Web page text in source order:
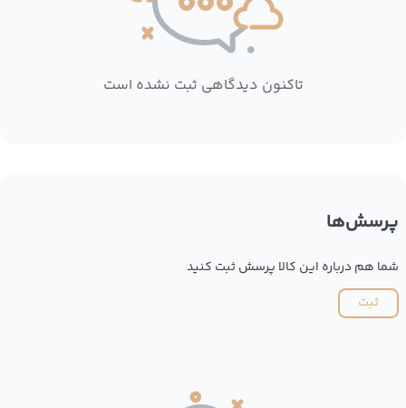
تاکنون دیدگاهی ثبت نشده است
پرسش‌ها
شما هم درباره این کالا پرسش ثبت کنید
ثبت